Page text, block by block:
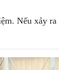
Nếu xảy